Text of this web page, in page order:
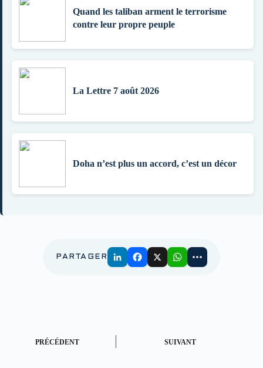
Quand les taliban arment le terrorisme
contre leur propre peuple
La Lettre 7 août 2026
Doha n’est plus un accord, c’est un décor
PARTAGER
PRÉCÉDENT SUIVANT